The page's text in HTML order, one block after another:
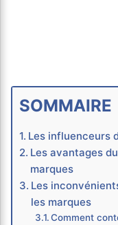
SOMMAIRE
Les influenceurs
Les avantages
marques
Les
les marques
Comment